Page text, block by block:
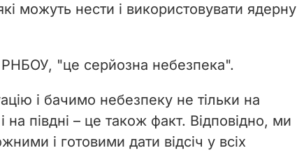
можуть нести і використовувати ядерну
"це серйозна небезпека".
і бачимо небезпеку не тільки на
на півдні – це також факт. Відповідно, ми
і готовими дати відсіч у всіх